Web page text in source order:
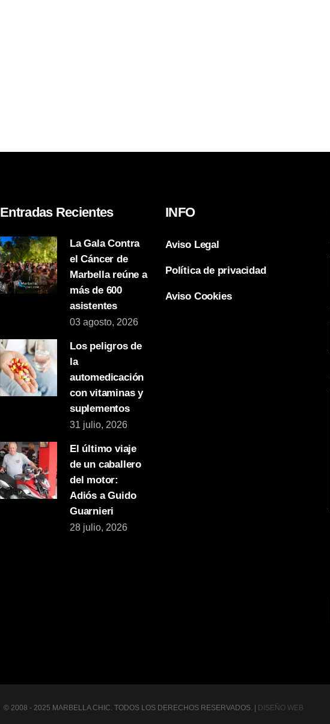
Entradas Recientes
La Gala Contra
el Cáncer de
Marbella reúne a
más de 600
asistentes
03 agosto, 2026
Los peligros de
la
automedicación
con vitaminas y
suplementos
31 julio, 2026
El último viaje
de un caballero
del motor:
Adiós a Guido
Guarnieri
28 julio, 2026
INFO
Aviso Legal
Política de privacidad
Aviso Cookies
© 2008 - 2025 MARBELLA CHIC. TODOS LOS DERECHOS RESERVADOS. | DISEÑO WEB